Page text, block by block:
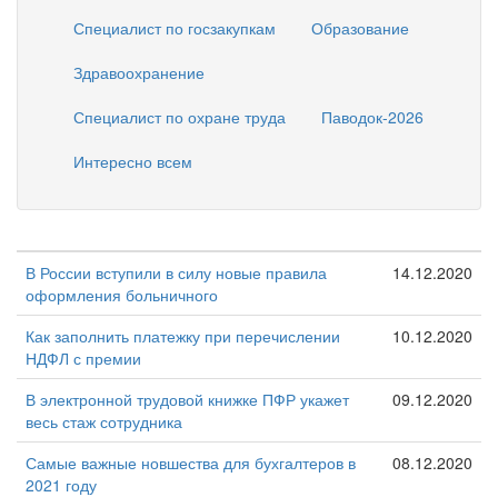
Специалист по госзакупкам
Образование
Здравоохранение
Специалист по охране труда
Паводок-2026
Интересно всем
В России вступили в силу новые правила
оформления больничного
14.12.2020
Как заполнить платежку при перечислении
НДФЛ с премии
10.12.2020
В электронной трудовой книжке ПФР укажет
весь стаж сотрудника
09.12.2020
Самые важные новшества для бухгалтеров в
2021 году
08.12.2020